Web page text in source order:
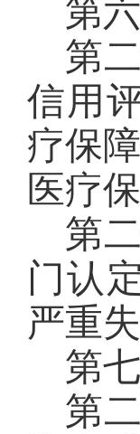
第
第
信用
疗保
医疗
第
门认
严重
第
第